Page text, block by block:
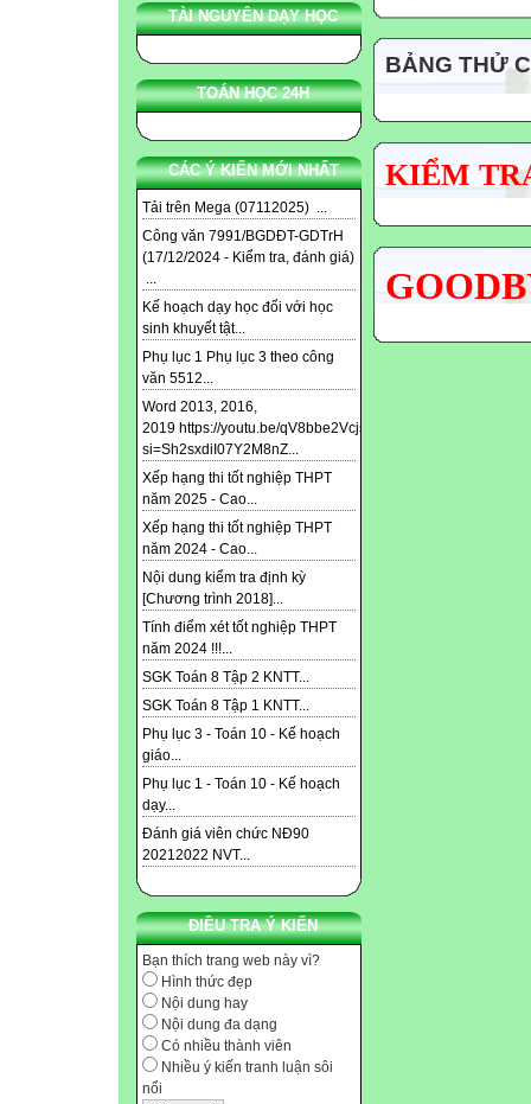
TÀI NGUYÊN DẠY HỌC
TOÁN HỌC 24H
CÁC Ý KIẾN MỚI NHẤT
Tải trên Mega (07112025) ...
Công văn 7991/BGDĐT-GDTrH
(17/12/2024 - Kiểm tra, đánh giá)
...
Kế hoạch dạy học đối với học
sinh khuyết tật...
Phụ lục 1 Phụ lục 3 theo công
văn 5512...
Word 2013, 2016,
2019 https://youtu.be/qV8bbe2Vcjs?
si=Sh2sxdiI07Y2M8nZ...
Xếp hạng thi tốt nghiệp THPT
năm 2025 - Cao...
Xếp hạng thi tốt nghiệp THPT
năm 2024 - Cao...
Nội dung kiểm tra định kỳ
[Chương trình 2018]...
Tính điểm xét tốt nghiệp THPT
năm 2024 !!!...
SGK Toán 8 Tập 2 KNTT...
SGK Toán 8 Tập 1 KNTT...
Phụ lục 3 - Toán 10 - Kế hoạch
giáo...
Phụ lục 1 - Toán 10 - Kế hoạch
dạy...
Đánh giá viên chức NĐ90
20212022 NVT...
ĐIỀU TRA Ý KIẾN
Bạn thích trang web này vì?
Hình thức đẹp
Nội dung hay
Nội dung đa dạng
Có nhiều thành viên
Nhiều ý kiến tranh luận sôi
nổi
BẢNG THỬ
KIỂM